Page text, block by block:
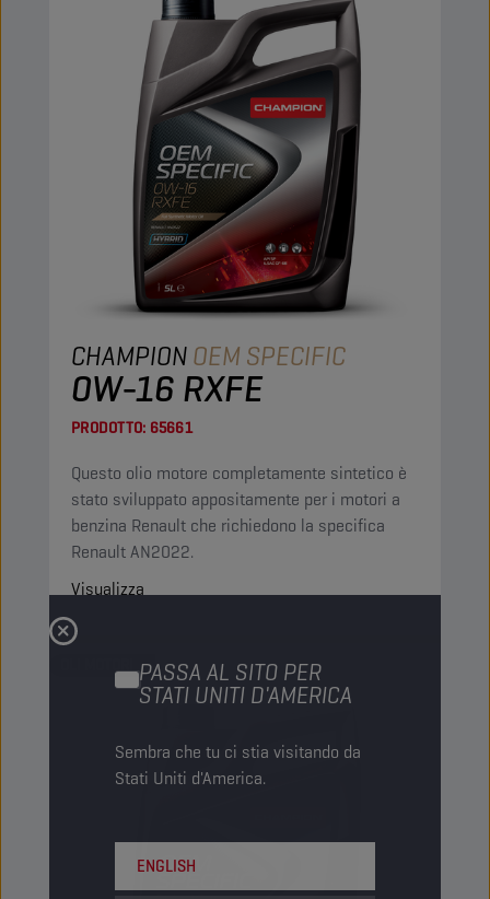
PASSA AL SITO PER
STATI UNITI D'AMERICA
Sembra che tu ci stia visitando da
Stati Uniti d'America.
ENGLISH
CHAMPIONOEM SPECIFIC
0W-16 RXFE
PRODOTTO: 65661
Questo olio motore completamente sintetico è
stato sviluppato appositamente per i motori a
benzina Renault che richiedono la specifica
Renault AN2022.
Visualizza